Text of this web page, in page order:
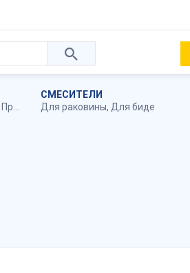
Приставные
СМЕСИТЕЛИ
Для раковины, Для биде